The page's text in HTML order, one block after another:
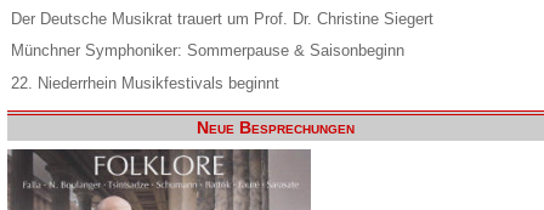
Der Deutsche Musikrat trauert um Prof. Dr. Christine Siegert
Münchner Symphoniker: Sommerpause & Saisonbeginn
22. Niederrhein Musikfestivals beginnt
Neue Besprechungen